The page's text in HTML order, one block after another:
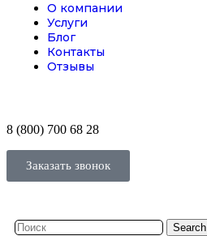
О компании
Услуги
Блог
Контакты
Отзывы
8 (800) 700 68 28
Заказать звонок
Search